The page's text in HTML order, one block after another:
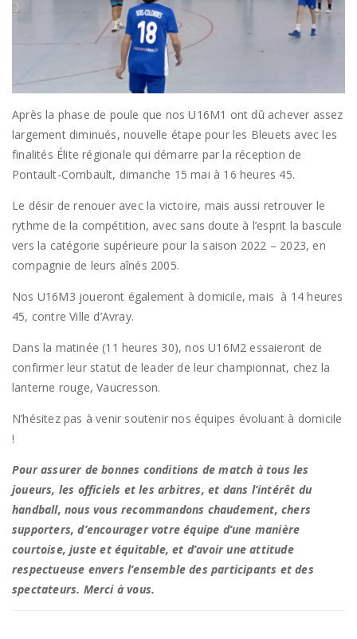
Après la phase de poule que nos U16M1 ont dû achever assez
largement diminués, nouvelle étape pour les Bleuets avec les
finalités Élite régionale qui démarre par la réception de
Pontault-Combault, dimanche 15 mai à 16 heures 45.
Le désir de renouer avec la victoire, mais aussi retrouver le
rythme de la compétition, avec sans doute à l’esprit la bascule
vers la catégorie supérieure pour la saison 2022 – 2023, en
compagnie de leurs aînés 2005.
Nos U16M3 joueront également à domicile, mais à 14 heures
45, contre Ville d’Avray.
Dans la matinée (11 heures 30), nos U16M2 essaieront de
confirmer leur statut de leader de leur championnat, chez la
lanterne rouge, Vaucresson.
N’hésitez pas à venir soutenir nos équipes évoluant à domicile
!
Pour assurer de bonnes conditions de match à tous les
joueurs, les officiels et les arbitres, et dans l’intérêt du
handball, nous vous recommandons chaudement, chers
supporters, d’encourager votre équipe d’une manière
courtoise, juste et équitable, et d’avoir une attitude
respectueuse envers l’ensemble des participants et des
spectateurs. Merci à vous.